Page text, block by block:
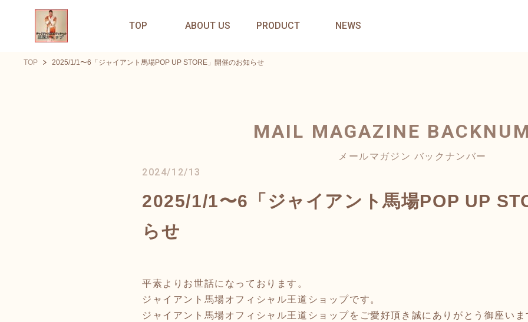
TOP ABOUT US PRODUCT NEWS
TOP 2025/1/1〜6「ジャイアント馬場POP UP STORE」開催のお知らせ
MAIL MAGAZINE
メールマガジン バックナンバー
2024/12/13
2025/1/1〜6「ジャイアント馬場POP UP
らせ
平素よりお世話になっております。
ジャイアント馬場オフィシャル王道ショップです。
ジャイアント馬場オフィシャル王道ショップをご愛好頂き誠にありがとう御座いま